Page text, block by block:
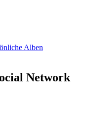
Alben
Network